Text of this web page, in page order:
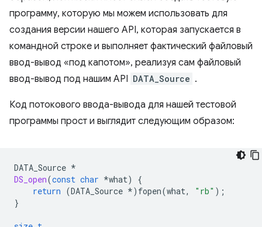
программу, которую мы можем использовать для
создания версии нашего API, которая запускается в
командной строке и выполняет фактический файловый
ввод-вывод «под капотом», реализуя сам файловый
ввод-вывод под нашим API DATA_Source .
Код потокового ввода-вывода для нашей тестовой
программы прост и выглядит следующим образом:
DATA_Source *
DS_open(const char *what)
{
return (DATA_Source *) fopen(what, "rb" );
}